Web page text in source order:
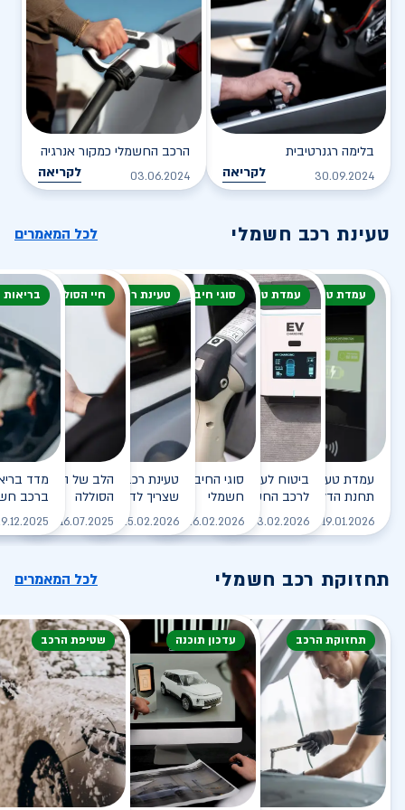
בלימה רגנרטיבית
30.09.2024 לקריאה
הרכב החשמלי כמקור אנרגיה
03.06.2024 לקריאה
טעינת רכב חשמלי לכל המאמרים
עמדת טעינה
עמדת טעינה - הסוף של
תחנת הדלק?
19.01.2026 לקריאה
עמדת טעינה
ביטוח לעמדת טעינה ביתית
לרכב החשמלי
03.02.2026 לקריאה
סוגי חיבור
סוגי החיבורים לטעינת רכב
חשמלי
26.02.2026 לקריאה
טעינת רכב חשמלי
טעינת רכב חשמלי - כל מה
שצריך לדעת
25.02.2026 לקריאה
חיי הסוללה
הלב של הרכב
הסוללה
16.07.2025
ברכב
תחזוקת רכב חשמלי לכל המאמרים
תחזוקת הרכב עדכון תוכנה שטיפת הרכב